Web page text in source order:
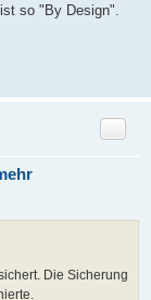
so "By Design".
Zitat
Die Sicherung